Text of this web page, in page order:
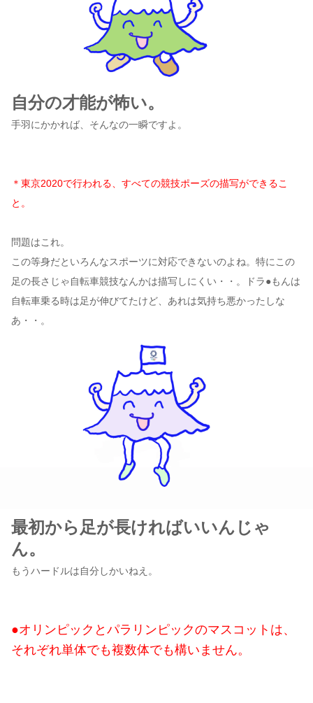
自分の才能が怖い。
手羽にかかれば、そんなの一瞬ですよ。
＊東京2020で行われる、すべての競技ポーズの描写ができるこ
と。
問題はこれ。
この等身だといろんなスポーツに対応できないのよね。特にこの
足の長さじゃ自転車競技なんかは描写しにくい・・。ドラ●もんは
自転車乗る時は足が伸びてたけど、あれは気持ち悪かったしな
あ・・。
最初から足が長ければいいんじゃ
ん。
もうハードルは自分しかいねえ。
●オリンピックとパラリンピックのマスコットは、
それぞれ単体でも複数体でも構いません。